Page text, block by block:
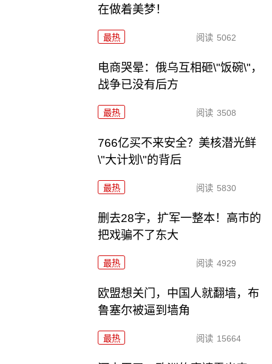
在做着美梦！
最热 阅读 5062
电商哭晕：俄乌互相砸\"饭碗\"，
战争已没有后方
最热 阅读 3508
766亿买不来安全？美核潜光鲜
\"大计划\"的背后
最热 阅读 5830
删去28字，扩军一整本！高市的
把戏骗不了东大
最热 阅读 4929
欧盟想关门，中国人就翻墙，布
鲁塞尔被逼到墙角
最热 阅读 15664